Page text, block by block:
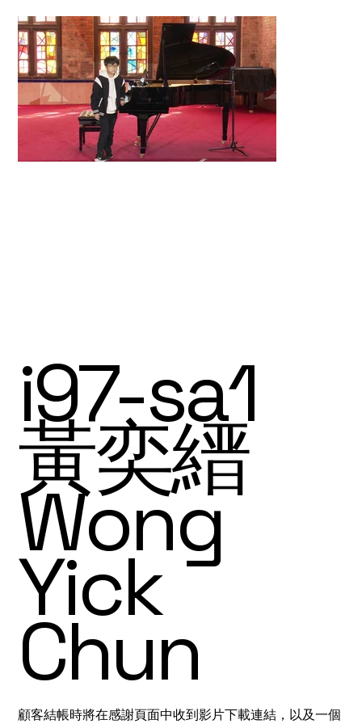
i97-sa1
黃奕縉
Wong
Yick
Chun
顧客結帳時將在感謝頁面中收到影片下載連結，以及一個